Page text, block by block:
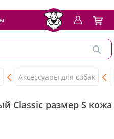
Аксессуары для собак
Classic размер S кожа